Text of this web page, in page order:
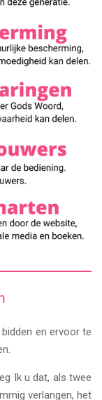
en ervoor te
Ik u dat, als twee
verlangen, het